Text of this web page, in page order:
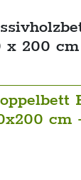
x 200
cm